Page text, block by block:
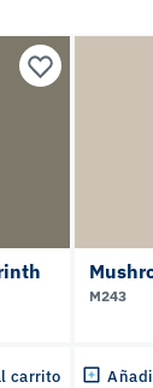
carrito
M243